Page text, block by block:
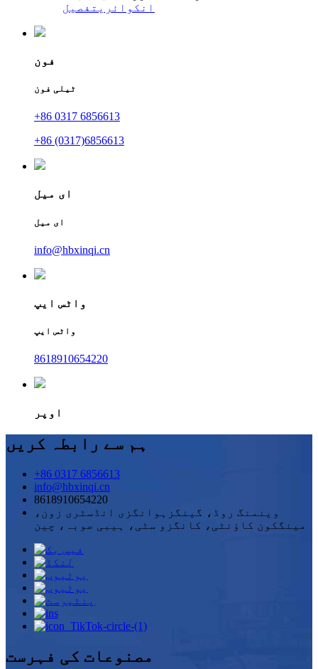
انکوائری تفصیل
فون
ٹیلی فون
+86 0317 6856613
+86 (0317)6856613
ای میل
ای میل
info@hbxinqi.cn
واٹس ایپ
واٹس ایپ
8618910654220
اوپر
ہم سے رابطہ کریں
+86 0317 6856613
info@hbxinqi.cn
8618910654220
وینمنگ روڈ، گینگزہوانگزی انڈسٹری زون،
مینگکون کاؤنٹی، کانگزو سٹی، ہیبی صوبہ، چین
مصنوعات کی فہرست